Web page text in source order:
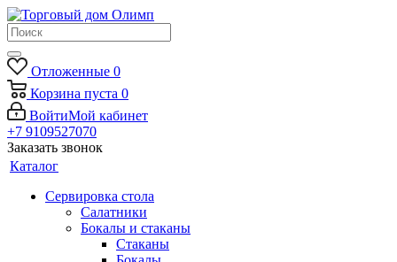
Отложенные 0
Корзина пуста 0
ВойтиМой кабинет
+7 9109527070
Заказать звонок
Каталог
Сервировка стола
Салатники
Бокалы и стаканы
Стаканы